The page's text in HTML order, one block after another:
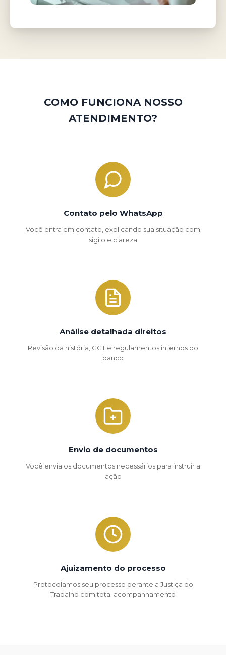
COMO FUNCIONA NOSSO
ATENDIMENTO?
Contato pelo WhatsApp
Você entra em contato, explicando sua situação com
sigilo e clareza
Análise detalhada direitos
Revisão da história, CCT e regulamentos internos do
banco
Envio de documentos
Você envia os documentos necessários para instruir a
ação
Ajuizamento do processo
Protocolamos seu processo perante a Justiça do
Trabalho com total acompanhamento